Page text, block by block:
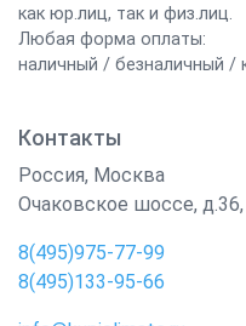
как юр.лиц, так и физ.лиц.
Любая форма оплаты:
наличный / безналичный /
Контакты
Россия, Москва
Очаковское шоссе,
8(495)975-77-99
8(495)133-95-66